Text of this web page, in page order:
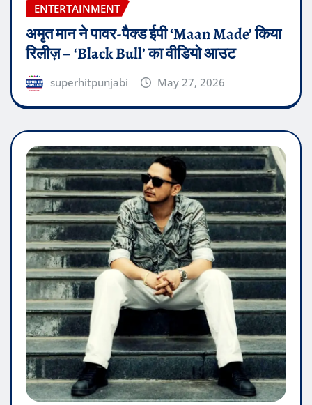
ENTERTAINMENT
अमृत मान ने पावर-पैक्ड ईपी ‘Maan Made’ किया
रिलीज़ – ‘Black Bull’ का वीडियो आउट
superhitpunjabi May 27, 2026